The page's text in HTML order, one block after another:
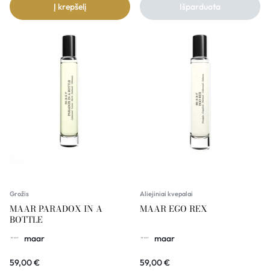
Į krepšelį Išparduota
Grožis
MAAR PARADOX IN A
BOTTLE
maar
59,00€
Aliejiniai kvepalai
MAAR EGO REX
maar
59,00€